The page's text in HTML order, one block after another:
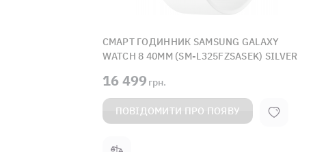
СМАРТ ГОДИННИК SAMSUNG GALAXY
WATCH 8 40MM (SM-L325FZSASEK) SILVER
16 499 грн.
ПОВІДОМИТИ ПРО ПОЯВУ